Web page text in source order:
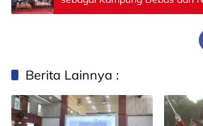
Berita Lainnya :